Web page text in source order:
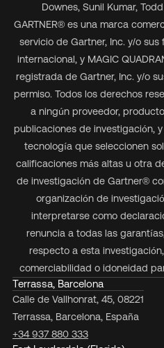
Downes, Sunil Kumar,
GARTNER® es una marca
servicio de Gartner, Inc. y/o sus
internacional, y MAGIC
registrada de Gartner, Inc. y/o
permiso. Todos los derechos
a ningún proveedor,
publicaciones de investigación,
tecnología que seleccionen
calificaciones más altas u otra
de investigación de Gartner®
organización de
interpretarse como
renuncia a todas las
respecto a esta
comerciabilidad o idoneidad
Terrassa, Barcelona
Calle de Vallhonrat, 45, 08221
Terrassa, Barcelona, España
+34 937 880 333